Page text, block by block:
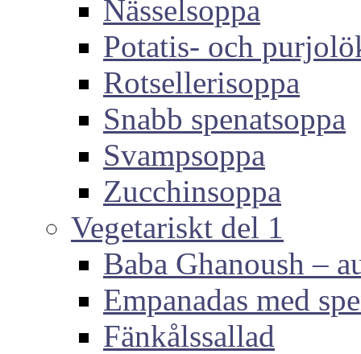
Nässelsoppa
Potatis- och
Rotsellerisoppa
Snabb spenatsoppa
Svampsoppa
Zucchinsoppa
Vegetariskt del 1
Baba Ghanoush –
Empanadas med
Fänkålssallad